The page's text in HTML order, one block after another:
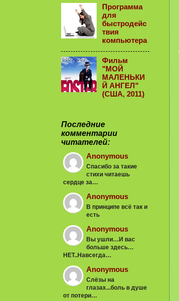
Программа
для
быстродейс
твия
компьютера
Фильм
"МОЙ
МАЛЕНЬКИ
Й АНГЕЛ"
(США, 2011)
Последние
комментарии
читателей:
Anonymous
Спасибо за такие
стихи читаешь
сердце за…
Anonymous
В принципе всё так и
есть
Anonymous
Вы ушли…И вас
больше здесь…
НЕТ..Навсегда…
Anonymous
Слёзы на
глазах...боль в душе
от потери…